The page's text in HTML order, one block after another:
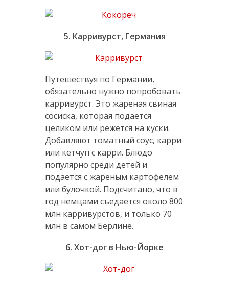
5. Карривурст, Германия
Путешествуя по Германии,
обязательно нужно попробовать
карривурст. Это жареная свиная
сосиска, которая подается
целиком или режется на куски.
Добавляют томатный соус, карри
или кетчуп с карри. Блюдо
популярно среди детей и
подается с жареным картофелем
или булочкой. Подсчитано, что в
год немцами съедается около 800
млн карривурстов, и только 70
млн в самом Берлине.
6. Хот-дог в Нью-Йорке